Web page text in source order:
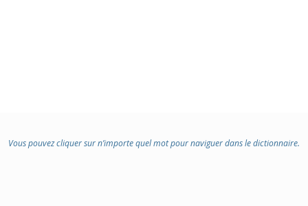
Vous pouvez cliquer sur n’importe quel mot pour naviguer dans le dictionnaire.